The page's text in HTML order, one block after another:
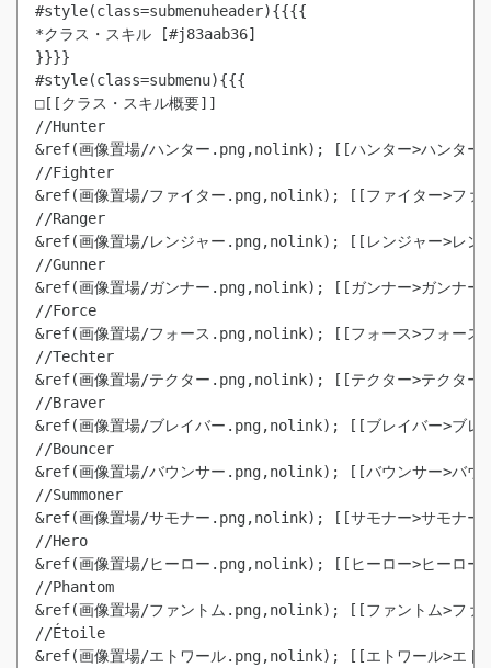
#style(class=submenuheader){{{{
*クラス・スキル [#j83aab36]
}}}}
#style(class=submenu){{{
□[[クラス・スキル概要]]
//Hunter
&ref(画像置場/ハンター.png,nolink); [[ハンター>ハンタ
//Fighter
&ref(画像置場/ファイター.png,nolink); [[ファイター>フ
//Ranger
&ref(画像置場/レンジャー.png,nolink); [[レンジャー>レ
//Gunner
&ref(画像置場/ガンナー.png,nolink); [[ガンナー>ガンナ
//Force
&ref(画像置場/フォース.png,nolink); [[フォース>フォー
//Techter
&ref(画像置場/テクター.png,nolink); [[テクター>テクタ
//Braver
&ref(画像置場/ブレイバー.png,nolink); [[ブレイバー>ブ
//Bouncer
&ref(画像置場/バウンサー.png,nolink); [[バウンサー>バ
//Summoner
&ref(画像置場/サモナー.png,nolink); [[サモナー>サモナ
//Hero
&ref(画像置場/ヒーロー.png,nolink); [[ヒーロー>ヒーロ
//Phantom
&ref(画像置場/ファントム.png,nolink); [[ファントム>フ
//Étoile
&ref(画像置場/エトワール.png,nolink); [[エトワール>エ